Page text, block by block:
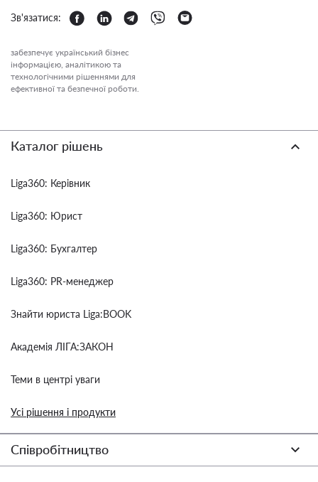
Зв'язатися:
забезпечує український бізнес
інформацією, аналітикою та
технологічними рішеннями для
ефективної та безпечної роботи.
Каталог рішень
Liga360: Керівник
Liga360: Юрист
Liga360: Бухгалтер
Liga360: PR-менеджер
Знайти юриста Liga:BOOK
Академія ЛІГА:ЗАКОН
Теми в центрі уваги
Усі рішення і продукти
Співробітництво